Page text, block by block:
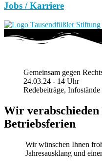
Jobs / Karriere
Gemeinsam gegen
24.03.24 - 14 Uhr
Redebeiträge,
Wir verabschieden
Betriebsferien
Wir wünschen Ihnen
Jahresausklang und